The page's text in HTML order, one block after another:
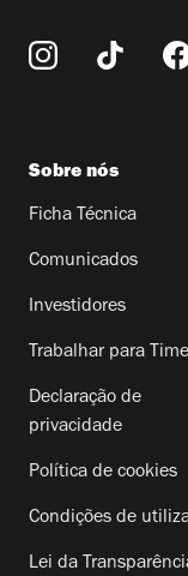
Sobre nós
Ficha Técnica
Comunicados
Investidores
Trabalhar para
Declaração de
privacidade
Política de cookies
Condições de
Lei da